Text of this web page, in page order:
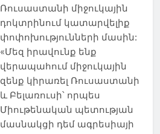
Ռուսաստանի միջուկային
դոկտրինում կատարվելիք
փոփոխությունների մասին:
«Մեզ իրավունք ենք
վերապահում միջուկային
զենք կիրառել Ռուսաստանի
և Բելառուսի՝ որպես
Միութենական պետության
մասնակցի դեմ ագրեսիայի